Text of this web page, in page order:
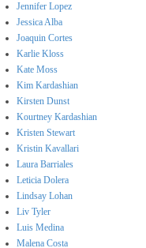
Jennifer Lopez
Jessica Alba
Joaquin Cortes
Karlie Kloss
Kate Moss
Kim Kardashian
Kirsten Dunst
Kourtney Kardashian
Kristen Stewart
Kristin Kavallari
Laura Barriales
Leticia Dolera
Lindsay Lohan
Liv Tyler
Luis Medina
Malena Costa